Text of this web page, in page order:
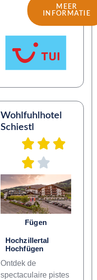
MEER
INFORMATIE
Wohlfuhlhotel
Schiestl
Fügen
Hochzillertal
Hochfügen
Ontdek de
spectaculaire pistes